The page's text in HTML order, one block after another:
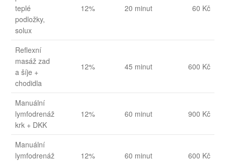
teplé
podložky,
solux
12% 20 minut 60 Kč
Reflexní
masáž zad
a šíje +
chodidla
12% 45 minut 600 Kč
Manuální
lymfodrenáž
krk + DKK
12% 60 minut 900 Kč
Manuální
lymfodrenáž
12% 60 minut 600 Kč